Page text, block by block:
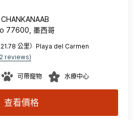
77600, 墨西哥
公里）Playa del Carmen
reviews)
可帶寵物 水療中心
查看價格